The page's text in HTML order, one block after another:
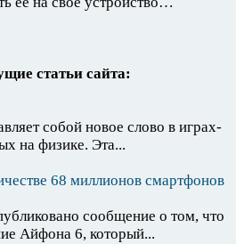
статьи сайта:
собой новое слово в играх-
на физике. Эта...
68 миллионов смартфонов
сообщение о том, что
Айфона 6, который...